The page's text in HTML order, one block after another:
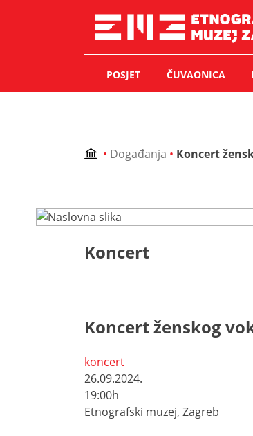
POSJET ČUVAONICA
• Događanja • Koncert
Koncert
Koncert ženskog
koncert
26.09.2024.
19:00h
Etnografski muzej, Zagreb